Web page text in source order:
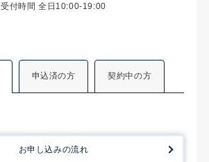
受付時間 全日10:00-19:00
申込済の方 契約中の方
お申し込みの流れ